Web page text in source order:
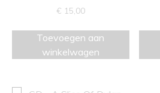
€ 15,00
Toevoegen aan
winkelwagen